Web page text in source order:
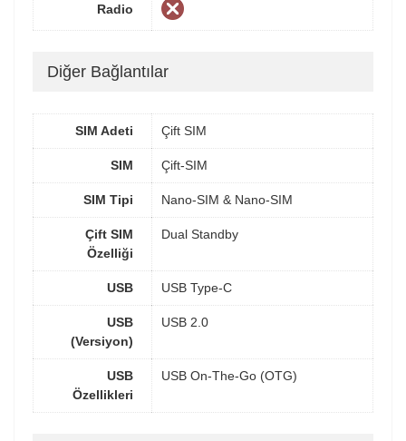
Radio
Diğer Bağlantılar
SIM Adeti Çift SIM
SIM Çift-SIM
SIM Tipi Nano-SIM & Nano-SIM
Çift SIM
Özelliği
Dual Standby
USB USB Type-C
USB
(Versiyon)
USB 2.0
USB
Özellikleri
USB On-The-Go (OTG)